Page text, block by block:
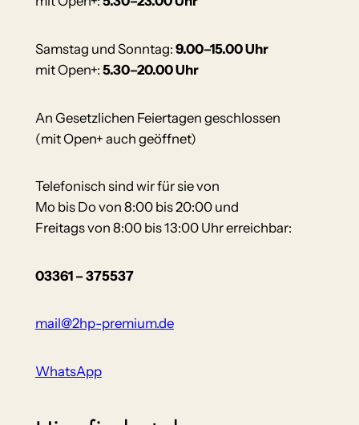
Samstag und Sonntag: 9.00–15.00 Uhr
mit Open+: 5.30–20.00 Uhr
An Gesetzlichen Feiertagen geschlossen
(mit Open+ auch geöffnet)
Telefonisch sind wir für sie von
Mo bis Do von 8:00 bis 20:00 und
Freitags von 8:00 bis 13:00 Uhr erreichbar:
03361 – 375537
mail@2hp-premium.de
WhatsApp